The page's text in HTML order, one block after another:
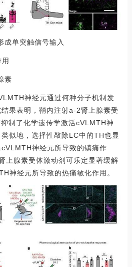
成单突触信号输入
素
神经元通过何种分子机制发
果表明，鞘内注射a-2肾上腺素受
制了化学遗传学激活cVLMTH神
似地，选择性敲除LC中的TH也显
神经元所导致的镇痛作
上腺素受体激动剂可乐定显著缓解
神经元所导致的热痛敏化作用。